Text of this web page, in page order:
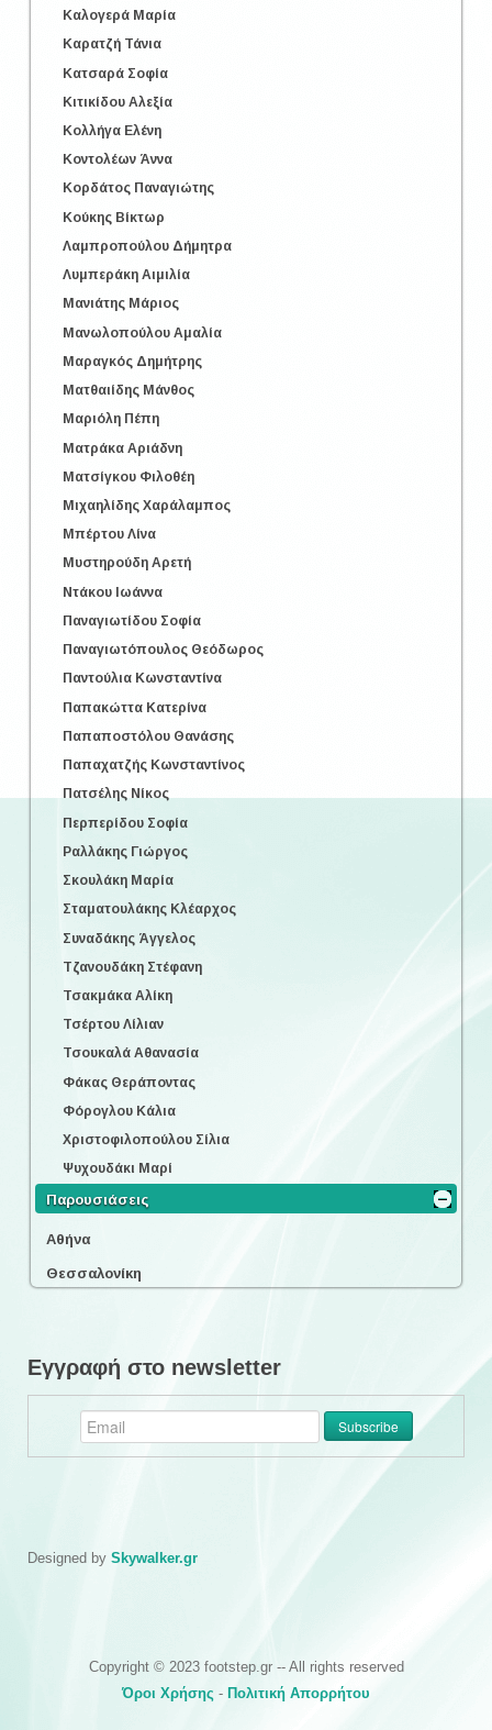
Καλογερά Μαρία
Καρατζή Τάνια
Κατσαρά Σοφία
Κιτικίδου Αλεξία
Κολλήγα Ελένη
Κοντολέων Άννα
Κορδάτος Παναγιώτης
Κούκης Βίκτωρ
Λαμπροπούλου Δήμητρα
Λυμπεράκη Αιμιλία
Μανιάτης Μάριος
Μανωλοπούλου Αμαλία
Μαραγκός Δημήτρης
Ματθαιίδης Μάνθος
Μαριόλη Πέπη
Ματράκα Αριάδνη
Ματσίγκου Φιλοθέη
Μιχαηλίδης Χαράλαμπος
Μπέρτου Λίνα
Μυστηρούδη Αρετή
Ντάκου Ιωάννα
Παναγιωτίδου Σοφία
Παναγιωτόπουλος Θεόδωρος
Παντούλια Κωνσταντίνα
Παπακώττα Κατερίνα
Παπαποστόλου Θανάσης
Παπαχατζής Κωνσταντίνος
Πατσέλης Νίκος
Περπερίδου Σοφία
Ραλλάκης Γιώργος
Σκουλάκη Μαρία
Σταματουλάκης Κλέαρχος
Συναδάκης Άγγελος
Τζανουδάκη Στέφανη
Τσακμάκα Αλίκη
Τσέρτου Λίλιαν
Τσουκαλά Αθανασία
Φάκας Θεράποντας
Φόρογλου Κάλια
Χριστοφιλοπούλου Σίλια
Ψυχουδάκι Μαρί
Παρουσιάσεις
Αθήνα
Θεσσαλονίκη
Εγγραφή στο newsletter
Designed by Skywalker.gr
Copyright © 2023 footstep.gr -- All rights reserved
Όροι Χρήσης - Πολιτική Απορρήτου